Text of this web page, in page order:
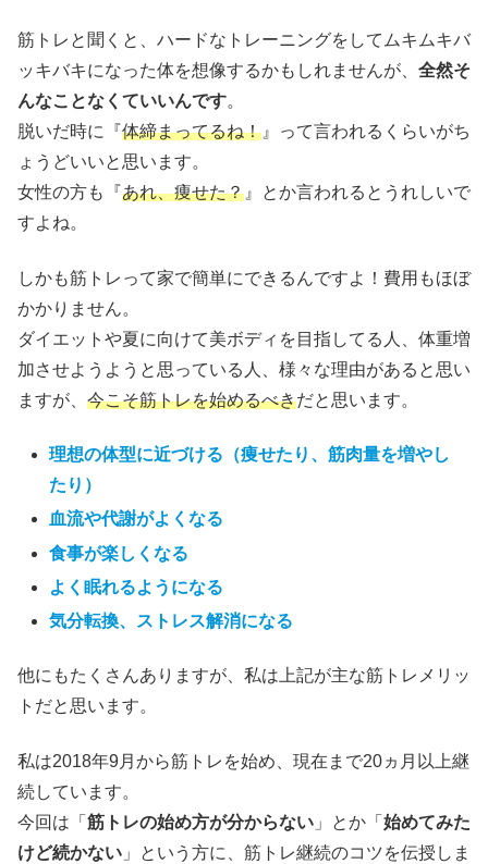
筋トレと聞くと、ハードなトレーニングをしてムキムキバ
ッキバキになった体を想像するかもしれませんが、 全然そ
んなことなくていいんです。
脱いだ時に『体締まってるね！』って言われるくらいがち
ょうどいいと思います。
女性の方も『あれ、痩せた？』とか言われるとうれしいで
すよね。
しかも筋トレって家で簡単にできるんですよ！費用もほぼ
かかりません。
ダイエットや夏に向けて美ボディを目指してる人、体重増
加させようようと思っている人、様々な理由があると思い
ますが、 今こそ筋トレを始めるべきだと思います。
理想の体型に近づける（痩せたり、筋肉量を増やし
たり）
血流や代謝がよくなる
食事が楽しくなる
よく眠れるようになる
気分転換、ストレス解消になる
他にもたくさんありますが、私は上記が主な筋トレメリッ
トだと思います。
私は2018年9月から筋トレを始め、現在まで20ヵ月以上継
続しています。
今回は「 筋トレの始め方が分からない 」とか「 始めてみた
けど続かない 」という方に、筋トレ継続のコツを伝授しま